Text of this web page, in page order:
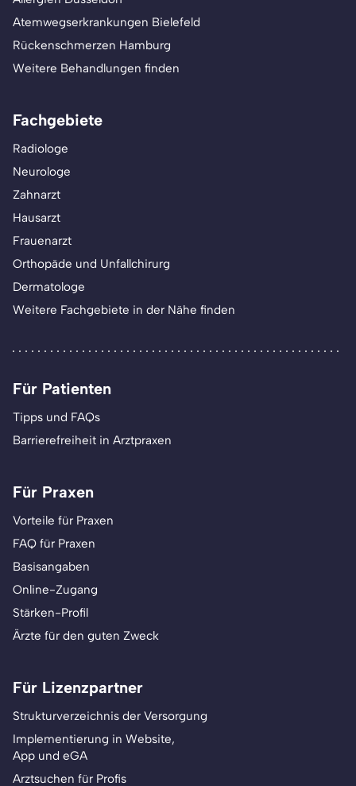
Atemwegserkrankungen Bielefeld
Rückenschmerzen Hamburg
Weitere Behandlungen finden
Fachgebiete
Radiologe
Neurologe
Zahnarzt
Hausarzt
Frauenarzt
Orthopäde und Unfallchirurg
Dermatologe
Weitere Fachgebiete in der Nähe finden
Für Patienten
Tipps und FAQs
Barrierefreiheit in Arztpraxen
Für Praxen
Vorteile für Praxen
FAQ für Praxen
Basisangaben
Online-Zugang
Stärken-Profil
Ärzte für den guten Zweck
Für Lizenzpartner
Strukturverzeichnis der Versorgung
Implementierung in Website,
App und eGA
Arztsuchen für Profis